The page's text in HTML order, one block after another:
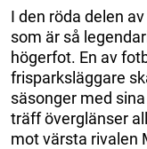
I den röda delen
som är så
högerfot. En av
frisparksläggare
säsonger med
träff överglänser
mot värsta rivalen